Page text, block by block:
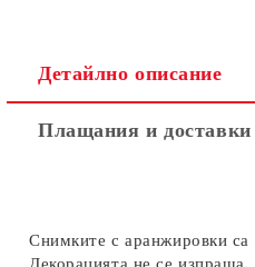
Детайлно описание
Плащания и доставки
Снимките с аранжировки са